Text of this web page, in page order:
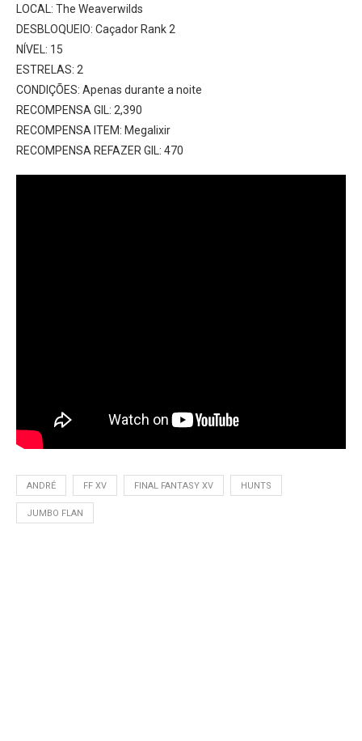
LOCAL: The Weaverwilds
DESBLOQUEIO: Caçador Rank 2
NÍVEL: 15
ESTRELAS: 2
CONDIÇÕES: Apenas durante a noite
RECOMPENSA GIL: 2,390
RECOMPENSA ITEM: Megalixir
RECOMPENSA REFAZER GIL: 470
ANDRÉ FF XV FINAL FANTASY XV HUNTS
JUMBO FLAN